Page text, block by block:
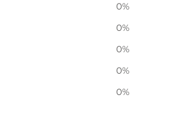
0%
0%
0%
0%
0%